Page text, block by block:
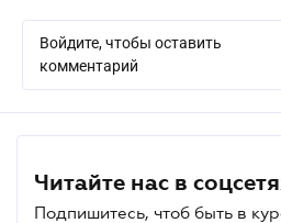
Войдите, чтобы оставить
комментарий
Читайте нас в
Подпишитесь, чтоб быть в